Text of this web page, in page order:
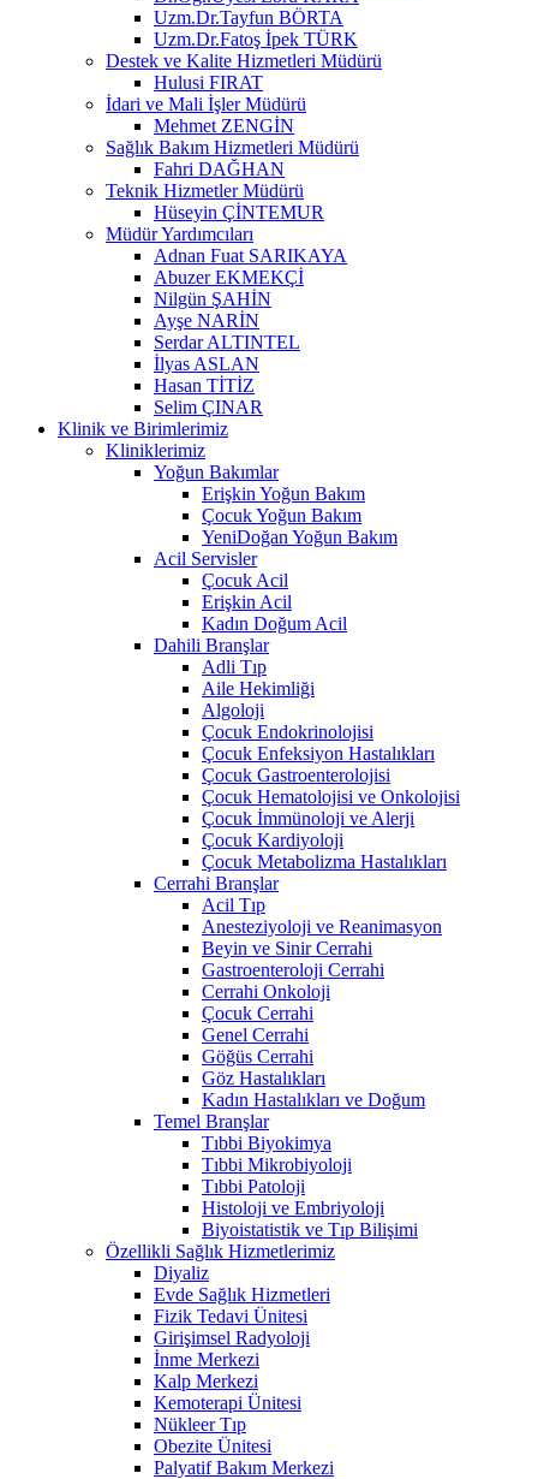
Uzm.Dr.Tayfun BÖRTA
Uzm.Dr.Fatoş İpek TÜRK
Destek ve Kalite Hizmetleri Müdürü
Hulusi FIRAT
İdari ve Mali İşler Müdürü
Mehmet ZENGİN
Sağlık Bakım Hizmetleri Müdürü
Fahri DAĞHAN
Teknik Hizmetler Müdürü
Hüseyin ÇİNTEMUR
Müdür Yardımcıları
Adnan Fuat SARIKAYA
Abuzer EKMEKÇİ
Nilgün ŞAHİN
Ayşe NARİN
Serdar ALTINTEL
İlyas ASLAN
Hasan TİTİZ
Selim ÇINAR
Klinik ve Birimlerimiz
Kliniklerimiz
Yoğun Bakımlar
Erişkin Yoğun Bakım
Çocuk Yoğun Bakım
YeniDoğan Yoğun Bakım
Acil Servisler
Çocuk Acil
Erişkin Acil
Kadın Doğum Acil
Dahili Branşlar
Adli Tıp
Aile Hekimliği
Algoloji
Çocuk Endokrinolojisi
Çocuk Enfeksiyon Hastalıkları
Çocuk Gastroenterolojisi
Çocuk Hematolojisi ve Onkolojisi
Çocuk İmmünoloji ve Alerji
Çocuk Kardiyoloji
Çocuk Metabolizma Hastalıkları
Cerrahi Branşlar
Acil Tıp
Anesteziyoloji ve Reanimasyon
Beyin ve Sinir Cerrahi
Gastroenteroloji Cerrahi
Cerrahi Onkoloji
Çocuk Cerrahi
Genel Cerrahi
Göğüs Cerrahi
Göz Hastalıkları
Kadın Hastalıkları ve Doğum
Temel Branşlar
Tıbbi Biyokimya
Tıbbi Mikrobiyoloji
Tıbbi Patoloji
Histoloji ve Embriyoloji
Biyoistatistik ve Tıp Bilişimi
Özellikli Sağlık Hizmetlerimiz
Diyaliz
Evde Sağlık Hizmetleri
Fizik Tedavi Ünitesi
Girişimsel Radyoloji
İnme Merkezi
Kalp Merkezi
Kemoterapi Ünitesi
Nükleer Tıp
Obezite Ünitesi
Palyatif Bakım Merkezi